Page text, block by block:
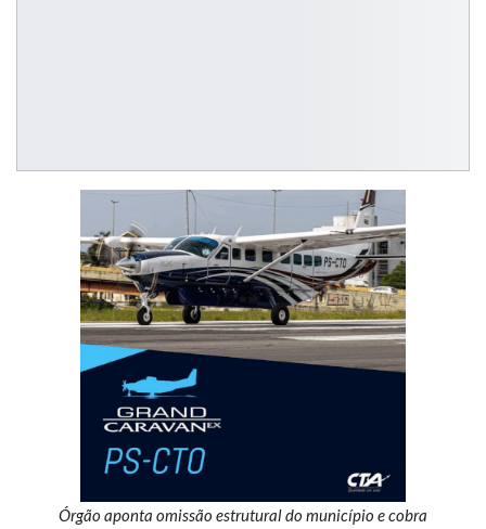
Órgão aponta omissão estrutural do município e cobra